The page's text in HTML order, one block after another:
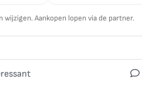
wijzigen. Aankopen lopen via de partner.